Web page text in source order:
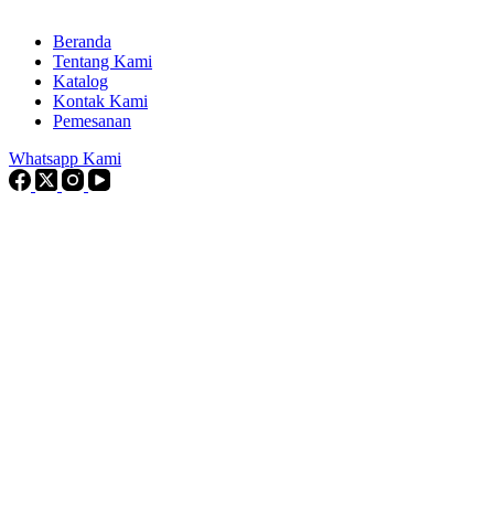
Beranda
Tentang Kami
Katalog
Kontak Kami
Pemesanan
Whatsapp Kami